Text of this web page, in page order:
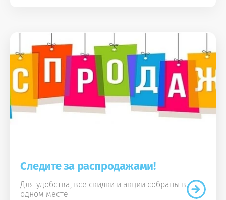
Следите за распродажами!
Для удобства, все скидки и акции собраны в
одном месте